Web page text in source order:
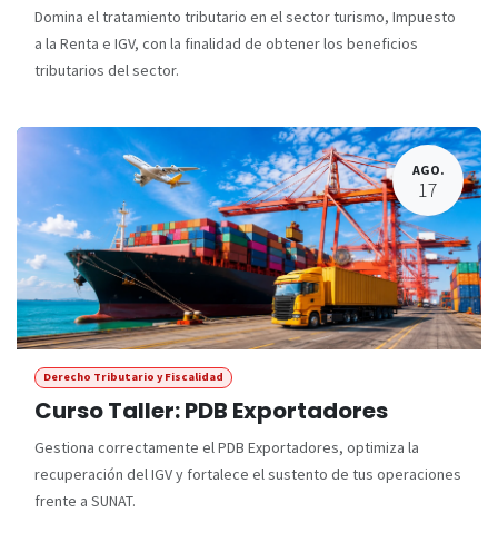
Domina el tratamiento tributario en el sector turismo, Impuesto
a la Renta e IGV, con la finalidad de obtener los beneficios
tributarios del sector.
AGO.
17
Derecho Tributario y Fiscalidad
Curso Taller: PDB Exportadores
Gestiona correctamente el PDB Exportadores, optimiza la
recuperación del IGV y fortalece el sustento de tus operaciones
frente a SUNAT.